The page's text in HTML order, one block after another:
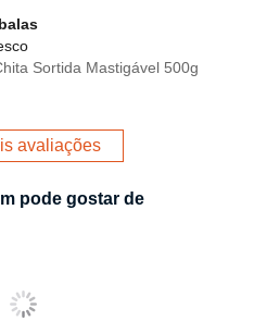
Sortida Mastigável 500g
avaliações
pode gostar de